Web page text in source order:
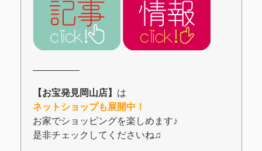
―――――
【お宝発見岡山店】 は
ネットショップも展開中！
お家でショッピングを楽しめます♪
是非チェックしてくださいね♫